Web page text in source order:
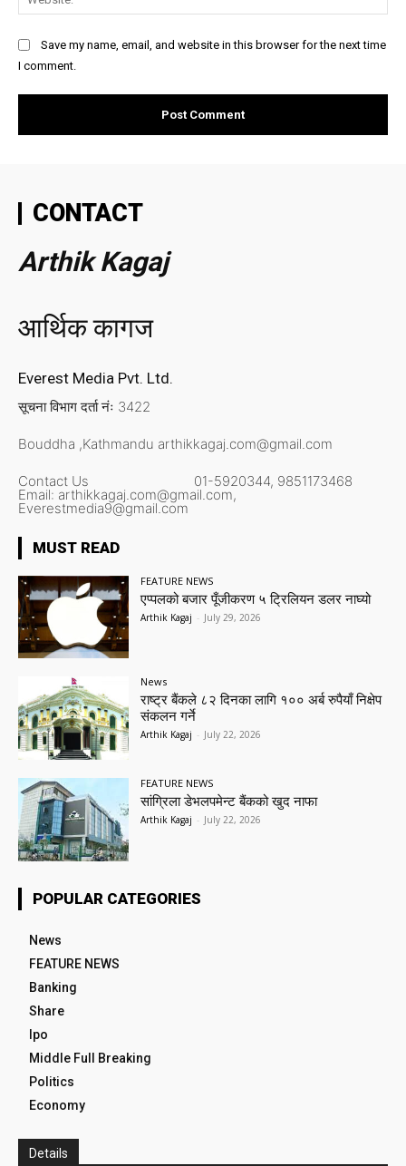
Save my name, email, and website in this browser for the next time
I comment.
CONTACT
Arthik Kagaj
आर्थिक कागज
Everest Media Pvt. Ltd.
सूचना विभाग दर्ता नंः 3422
Bouddha ,Kathmandu arthikkagaj.com@gmail.com
Contact Us 01-5920344, 9851173468
Email: arthikkagaj.com@gmail.com,
Everestmedia9@gmail.com
MUST READ
FEATURE NEWS
एप्पलको बजार पूँजीकरण ५ ट्रिलियन डलर नाघ्यो
Arthik Kagaj - July 29, 2026
News
राष्ट्र बैंकले ८२ दिनका लागि १०० अर्ब रुपैयाँ निक्षेप
संकलन गर्ने
Arthik Kagaj - July 22, 2026
FEATURE NEWS
सांग्रिला डेभलपमेन्ट बैंकको खुद नाफा
Arthik Kagaj - July 22, 2026
POPULAR CATEGORIES
News
FEATURE NEWS
Banking
Share
Ipo
Middle Full Breaking
Politics
Economy
Details